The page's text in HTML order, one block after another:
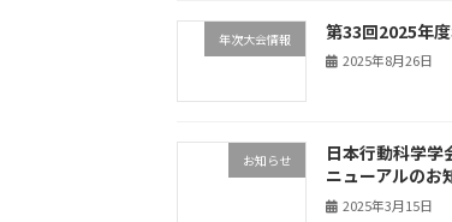
年次大会情報 第33回2025年
2025年8月26日
お知らせ
日本行動科学学
ニューアルのお
2025年3月15日